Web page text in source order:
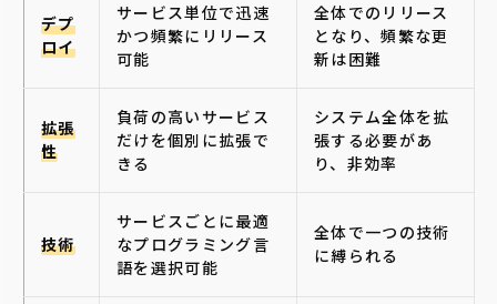
デプ
ロイ
サービス単位で迅速
かつ頻繁にリリース
可能
全体でのリリース
となり、頻繁な更
新は困難
拡張
性
負荷の高いサービス
だけを個別に拡張で
きる
システム全体を拡
張する必要があ
り、非効率
技術
サービスごとに最適
なプログラミング言
語を選択可能
全体で一つの技術
に縛られる